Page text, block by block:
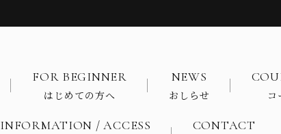
FOR BEGINNER
はじめての方へ
NEWS
おしらせ コ
INFORMATION / ACCESS CONTACT